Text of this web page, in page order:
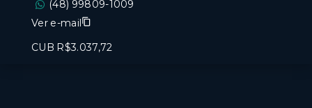
(48) 99809-1009
Ver e-mail
CUB R$3.037,72